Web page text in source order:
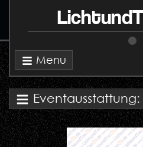
Menu
Eventausstattung: